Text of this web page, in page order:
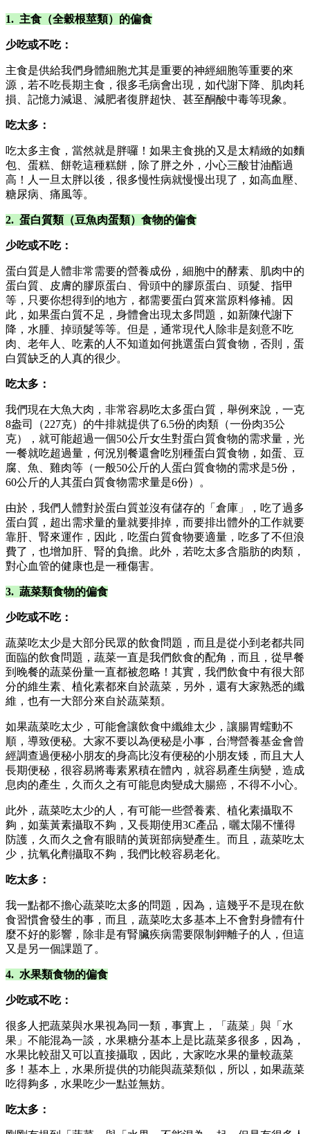
1. 主食（全穀根莖類）的偏食
少吃或不吃：
主食是供給我們身體細胞尤其是重要的神經細胞等重要的來
源，若不吃長期主食，很多毛病會出現，如代謝下降、肌肉耗
損、記憶力減退、減肥者復胖超快、甚至酮酸中毒等現象。
吃太多：
吃太多主食，當然就是胖囉！如果主食挑的又是太精緻的如麵
包、蛋糕、餅乾這種糕餅，除了胖之外，小心三酸甘油酯過
高！人一旦太胖以後，很多慢性病就慢慢出現了，如高血壓、
糖尿病、痛風等。
2. 蛋白質類（豆魚肉蛋類）食物的偏食
少吃或不吃：
蛋白質是人體非常需要的營養成份，細胞中的酵素、肌肉中的
蛋白質、皮膚的膠原蛋白、骨頭中的膠原蛋白、頭髮、指甲
等，只要你想得到的地方，都需要蛋白質來當原料修補。因
此，如果蛋白質不足，身體會出現太多問題，如新陳代謝下
降，水腫、掉頭髮等等。但是，通常現代人除非是刻意不吃
肉、老年人、吃素的人不知道如何挑選蛋白質食物，否則，蛋
白質缺乏的人真的很少。
吃太多：
我們現在大魚大肉，非常容易吃太多蛋白質，舉例來說，一克
8盎司（227克）的牛排就提供了6.5份的肉類（一份肉35公
克），就可能超過一個50公斤女生對蛋白質食物的需求量，光
一餐就吃超過量，何況別餐還會吃別種蛋白質食物，如蛋、豆
腐、魚、雞肉等（一般50公斤的人蛋白質食物的需求是5份，
60公斤的人其蛋白質食物需求量是6份）。
由於，我們人體對於蛋白質並沒有儲存的「倉庫」，吃了過多
蛋白質，超出需求量的量就要排掉，而要排出體外的工作就要
靠肝、腎來運作，因此，吃蛋白質食物要適量，吃多了不但浪
費了，也增加肝、腎的負擔。此外，若吃太多含脂肪的肉類，
對心血管的健康也是一種傷害。
3. 蔬菜類食物的偏食
少吃或不吃：
蔬菜吃太少是大部分民眾的飲食問題，而且是從小到老都共同
面臨的飲食問題，蔬菜一直是我們飲食的配角，而且，從早餐
到晚餐的蔬菜份量一直都被忽略！其實，我們飲食中有很大部
分的維生素、植化素都來自於蔬菜，另外，還有大家熟悉的纖
維，也有一大部分來自於蔬菜類。
如果蔬菜吃太少，可能會讓飲食中纖維太少，讓腸胃蠕動不
順，導致便秘。大家不要以為便秘是小事，台灣營養基金會曾
經調查過便秘小朋友的身高比沒有便秘的小朋友矮，而且大人
長期便秘，很容易將毒素累積在體內，就容易產生病變，造成
息肉的產生，久而久之有可能息肉變成大腸癌，不得不小心。
此外，蔬菜吃太少的人，有可能一些營養素、植化素攝取不
夠，如葉黃素攝取不夠，又長期使用3C產品，曬太陽不懂得
防護，久而久之會有眼睛的黃斑部病變產生。而且，蔬菜吃太
少，抗氧化劑攝取不夠，我們比較容易老化。
吃太多：
我一點都不擔心蔬菜吃太多的問題，因為，這幾乎不是現在飲
食習慣會發生的事，而且，蔬菜吃太多基本上不會對身體有什
麼不好的影響，除非是有腎臟疾病需要限制鉀離子的人，但這
又是另一個課題了。
4. 水果類食物的偏食
少吃或不吃：
很多人把蔬菜與水果視為同一類，事實上，「蔬菜」與「水
果」不能混為一談，水果糖分基本上是比蔬菜多很多，因為，
水果比較甜又可以直接攝取，因此，大家吃水果的量較蔬菜
多！基本上，水果所提供的功能與蔬菜類似，所以，如果蔬菜
吃得夠多，水果吃少一點並無妨。
吃太多：